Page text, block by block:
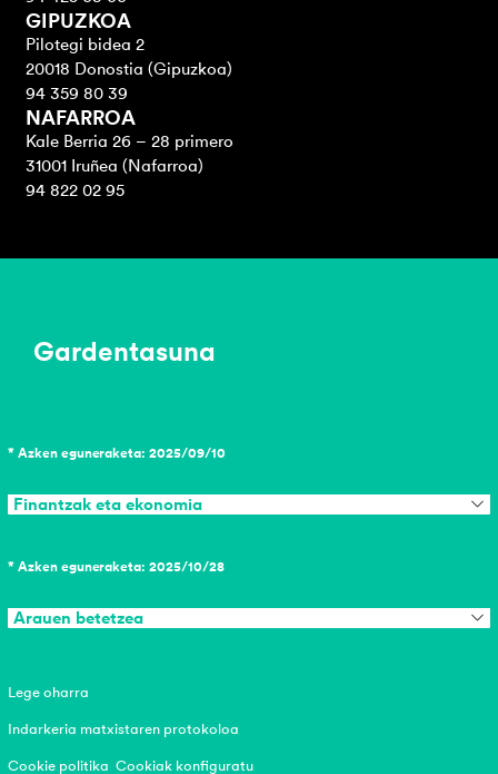
GIPUZKOA
Pilotegi bidea 2
20018 Donostia (Gipuzkoa)
94 359 80 39
NAFARROA
Kale Berria 26 – 28 primero
31001 Iruñea (Nafarroa)
94 822 02 95
Gardentasuna
* Azken eguneraketa: 2025/09/10
Finantzak eta ekonomia
* Azken eguneraketa: 2025/10/28
Arauen betetzea
Lege oharra
Indarkeria matxistaren protokoloa
Cookie politika Cookiak konfiguratu